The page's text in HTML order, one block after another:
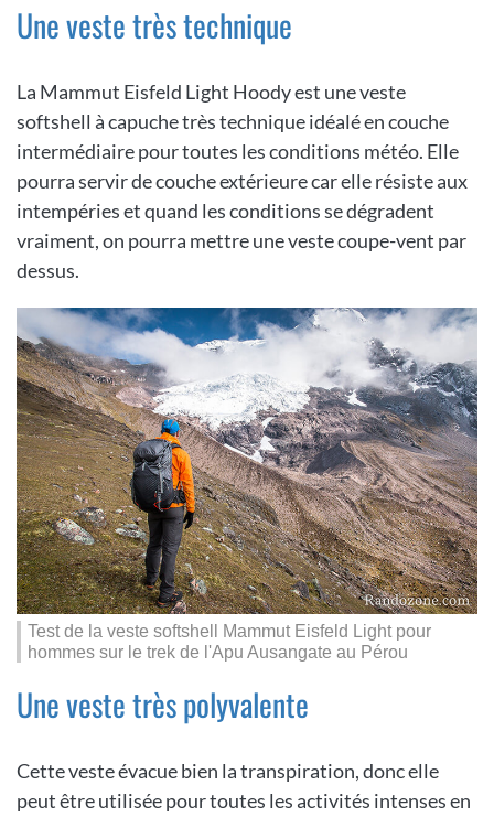
Une veste très technique
La Mammut Eisfeld Light Hoody est une veste
softshell à capuche très technique idéalé en couche
intermédiaire pour toutes les conditions météo. Elle
pourra servir de couche extérieure car elle résiste aux
intempéries et quand les conditions se dégradent
vraiment, on pourra mettre une veste coupe-vent par
dessus.
Test de la veste softshell Mammut Eisfeld Light pour
hommes sur le trek de l'Apu Ausangate au Pérou
Une veste très polyvalente
Cette veste évacue bien la transpiration, donc elle
peut être utilisée pour toutes les activités intenses en